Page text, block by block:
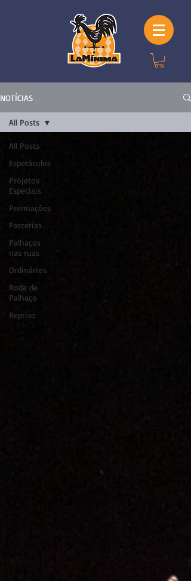
NOTÍCIAS
All Posts
Espetáculos
Projetos
Especiais
Premiações
Parcerias
Palhaços
nas ruas
Ordinários
Roda de
Palhaço
Reprise
All Posts